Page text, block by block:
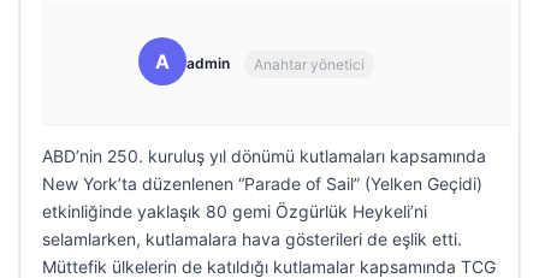
A admin Anahtar yönetici
ABD’nin 250. kuruluş yıl dönümü kutlamaları kapsamında
New York’ta düzenlenen “Parade of Sail” (Yelken Geçidi)
etkinliğinde yaklaşık 80 gemi Özgürlük Heykeli’ni
selamlarken, kutlamalara hava gösterileri de eşlik etti.
Müttefik ülkelerin de katıldığı kutlamalar kapsamında TCG